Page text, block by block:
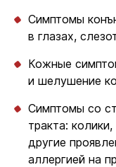
Симптомы
в глазах,
Кожные
и шелушение
Симптомы со
тракта:
другие
аллергией на